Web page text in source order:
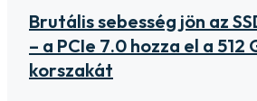
Brutális sebesség jön az
– a PCIe 7.0 hozza el a 512
korszakát